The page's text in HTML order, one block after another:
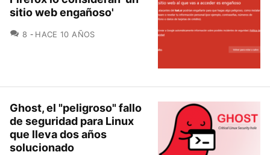
sitio web engañoso'
8 COMENTARIOS
HACE 10 AÑOS
Ghost, el "peligroso" fallo
de seguridad para Linux
que lleva dos años
solucionado